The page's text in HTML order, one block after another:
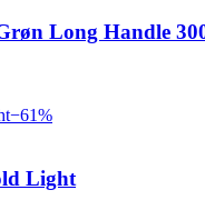
Long Handle
−61%
Light